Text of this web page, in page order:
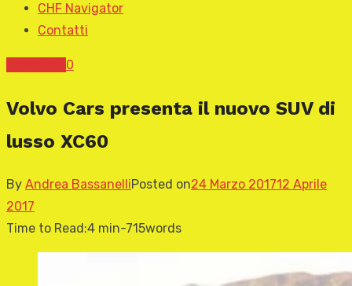
CHF Navigator
Contatti
0
Volvo Cars presenta il nuovo SUV di
lusso XC60
By Andrea BassanelliPosted on24 Marzo 201712 Aprile
2017
Time to Read:4 min-715words